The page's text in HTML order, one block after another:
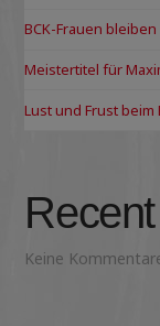
BCK-Frauen
Meistertitel für
Lust und Frust beim
Keine